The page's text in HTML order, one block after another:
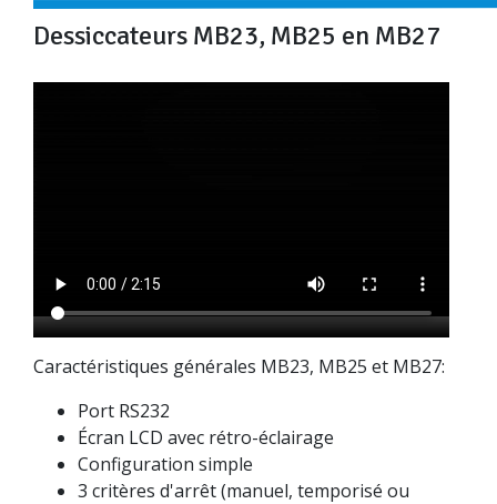
Dessiccateurs MB23, MB25 en MB27
Caractéristiques générales MB23, MB25 et MB27:
Port RS232
Écran LCD avec rétro-éclairage
Configuration simple
3 critères d'arrêt (manuel, temporisé ou